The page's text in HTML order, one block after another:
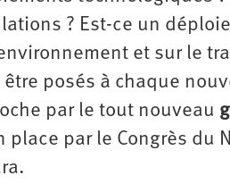
? Est-ce un
et sur le
posés à chaque
par le tout nouveau
place par le Congrès du